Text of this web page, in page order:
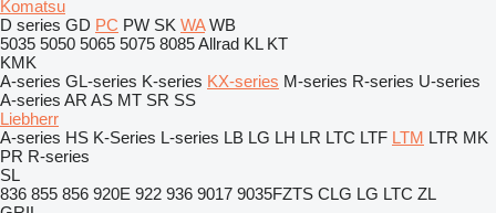
Komatsu
D series GD PC PW SK WA WB
5035 5050 5065 5075 8085Allrad KL KT
KMK
A-series GL-series K-series KX-series M-series R-series U-series
A-series AR AS MT SR SS
Liebherr
A-series HS K-Series L-series LB LG LH LR LTC LTF LTM LTR MK
PR R-series
SL
836 855 856 920E 922 936 9017 9035FZTS CLG LG LTC ZL